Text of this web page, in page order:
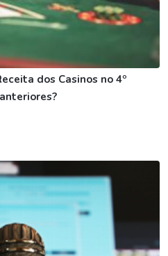
dos Casinos no 4º